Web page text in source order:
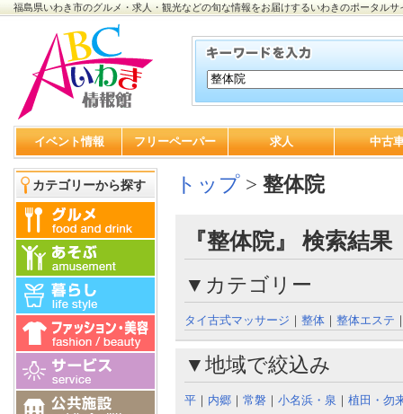
福島県いわき市のグルメ・求人・観光などの旬な情報をお届けするいわきのポータルサ
イベント情報 フリーペーパー 求人 中古
カテゴリーから探す トップ > 整体院
『整体院』 検索結
▼カテゴリー
タイ古式マッサージ ｜ 整体 ｜ 整体エステ
▼地域で絞込み
平 ｜ 内郷 ｜ 常磐 ｜ 小名浜・泉 ｜ 植田・勿